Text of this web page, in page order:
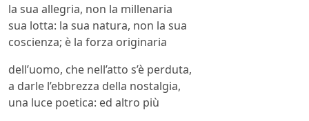
la sua allegria, non la millenaria
sua lotta: la sua natura, non la sua
coscienza; è la forza originaria
dell’uomo, che nell’atto s’è perduta,
a darle l’ebbrezza della nostalgia,
una luce poetica: ed altro più